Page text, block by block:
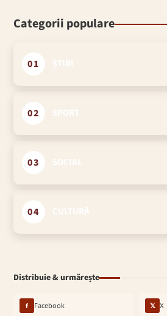
Categorii populare
01
02
03
04
Distribuie & urmărește
f Facebook 𝕏 X